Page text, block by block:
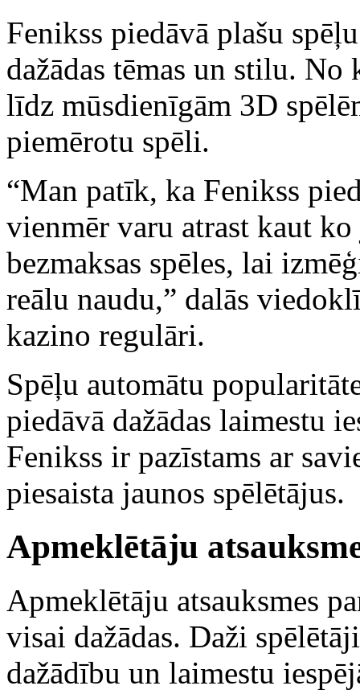
Fenikss piedāvā plašu
dažādas tēmas un stilu.
līdz mūsdienīgām 3D
piemērotu spēli.
“Man patīk, ka Fenikss
vienmēr varu atrast kaut
bezmaksas spēles, lai
reālu naudu,” dalās
kazino regulāri.
Spēļu automātu
piedāvā dažādas laimestu
Fenikss ir pazīstams ar
piesaista jaunos spēlētājus.
Apmeklētāju
Apmeklētāju atsauksmes
visai dažādas. Daži
dažādību un laimestu